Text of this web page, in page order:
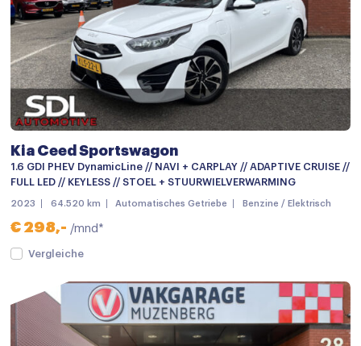
Multimedia-voorbereiding
Multimedia systeem
Navigatie
Navigatiesysteem
Navigatiesysteem full map
Spraakbediening
Stuurwiel multifunctioneel
Achterbank in delen neerklapbaar
Airco (automatisch)
Airco met elektronische regeling
Kia Ceed Sportswagon
1.6 GDI PHEV DynamicLine // NAVI + CARPLAY // ADAPTIVE CRUISE //
FULL LED // KEYLESS // STOEL + STUURWIELVERWARMING
2023 64.520 km Automatisches Getriebe Benzine / Elektrisch
€ 298,- /mnd*
Vergleiche